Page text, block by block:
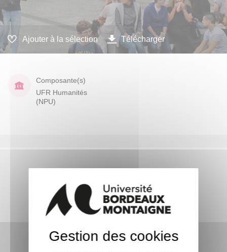
Ajouter à la sélection Télécharger
Composante(s)
UFR Humanités
(NPU)
Gestion des cookies